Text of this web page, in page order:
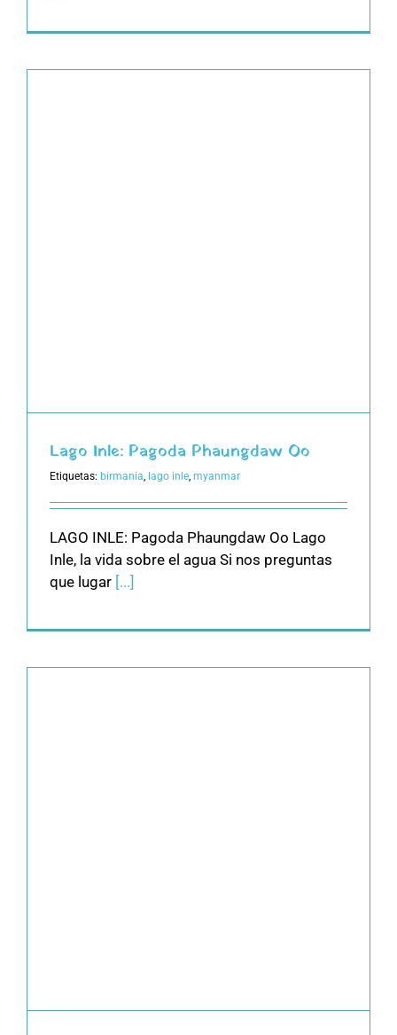
Lago Inle: Pagoda Phaungdaw Oo
Etiquetas: birmania, lago inle, myanmar
LAGO INLE: Pagoda Phaungdaw Oo Lago
Inle, la vida sobre el agua Si nos preguntas
que lugar [...]